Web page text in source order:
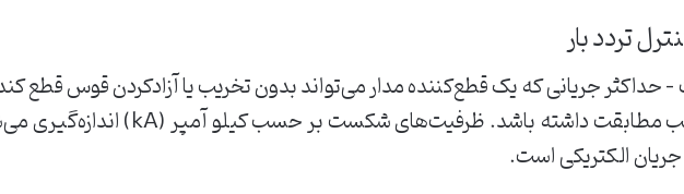
تردد بار
جریانی که یک قطع‌کننده مدار می‌تواند بدون تخریب یا آزادکردن قوس قطع
جریان الکتریکی است.